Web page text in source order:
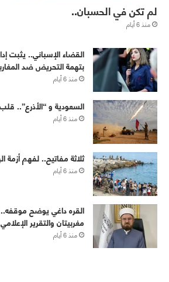
لم تكن في الحسبان..
منذ 6 أيام
القضاء الإسباني.. يثبت
بتهمة التحريض ضد
منذ 6 أيام
‏⁧‫السعودية‬⁩ و “الأذرع”..
منذ 6 أيام
ثلاثة مفاتيح.. لفهم أزمة
منذ 6 أيام
القره داغي يوضح
مغربيتان والتقرير
منذ 6 أيام